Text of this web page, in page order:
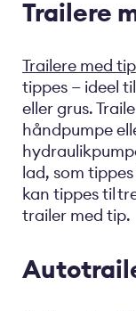
Trailere
Trailere med tip
tippes — ideel
eller grus.
håndpumpe
lad, som
kan tippes til
trailer med tip.